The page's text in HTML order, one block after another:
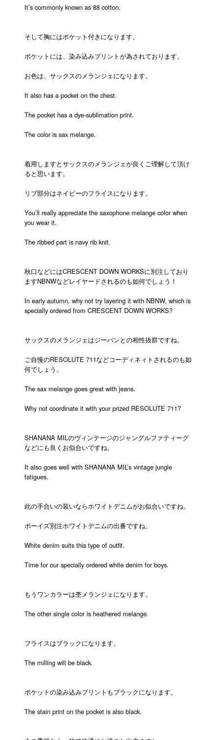
It’s commonly known as 88 cotton.
そして胸にはポケット付きになります。
ポケットには、染み込みプリントが為されております。
お色は、サックスのメランジェになります。
It also has a pocket on the chest.
The pocket has a dye-sublimation print.
The color is sax melange.
着用しますとサックスのメランジェが良くご理解して頂け
ると思います。
リブ部分はネイビーのフライスになります。
You’ll really appreciate the saxophone melange color when
you wear it.
The ribbed part is navy rib knit.
秋口などにはCRESCENT DOWN WORKSに別注しており
ますNBNWなどレイヤードされるのも如何でしょう！
In early autumn, why not try layering it with NBNW, which is
specially ordered from CRESCENT DOWN WORKS?
サックスのメランジェはジーパンとの相性抜群ですね。
ご自慢のRESOLUTE 711などコーディネィトされるのも如
何でしょう。
The sax melange goes great with jeans.
Why not coordinate it with your prized RESOLUTE 711?
SHANANA MILのヴィンテージのジャングルファティーグ
などにも良くお似合いですね。
It also goes well with SHANANA MIL’s vintage jungle
fatigues.
此の手合いの装いならホワイトデニムがお似合いですね。
ボーイズ別注ホワイトデニムの出番ですね。
White denim suits this type of outfit.
Time for our specially ordered white denim for boys.
もうワンカラーは杢メランジェになります。
The other single color is heathered melange.
フライスはブラックになります。
The milling will be black.
ポケットの染み込みプリントもブラックになります。
The stain print on the pocket is also black.